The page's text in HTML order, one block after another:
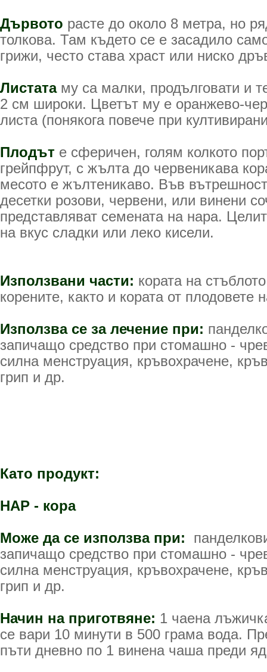
Дървото расте до около 8 метра, но
толкова. Там където се е засадило
грижи, често става храст или ниско
Листатаму са малки, продълговати и
2 см широки. Цветът му е оранжево-
листа (понякога повече при
Плодът е сферичен, голям колкото
грейпфрут, с жълта до червеникава
месото е жълтеникаво. Във
десетки розови, червени, или винени
представляват семената на нара.
на вкус сладки или леко кисели.
Използвани части: кората на
корените, както и кората от плодовете
Използва се за лечение при:
запичащо средство при стомашно -
силна менструация, кръвохрачене,
грип и др.
Като продукт:
НАР - кора
Може да се използва при:
запичащо средство при стомашно -
силна менструация, кръвохрачене,
грип и др.
Начин на приготвяне: 1 чаена
се вари 10 минути в 500 грама вода.
пъти дневно по 1 винена чаша преди